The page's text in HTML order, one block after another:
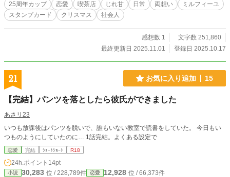
25周年カップ 恋愛 喫茶店 じれ甘 日常 両想い
ミルフィーユ
スタンプカード
クリスマス 社会人
感想数 1
文字数 251,860
最終更新日 2025.11.01
登録日 2025.10.17
21 お気に入り追加 15
【完結】パンツを落としたら彼氏ができました
あさリ23
いつも放課後はパンツを脱いで、誰もいない教室で読書をしていた。 今日もい
つものようにしていたのに… 1話完結。よくある設定で
恋愛 完結 ｼｮｰﾄｼｮｰﾄ R18
24h.ポイント 14pt
小説 30,283 位 / 228,789件 恋愛 12,928 位 / 66,373件